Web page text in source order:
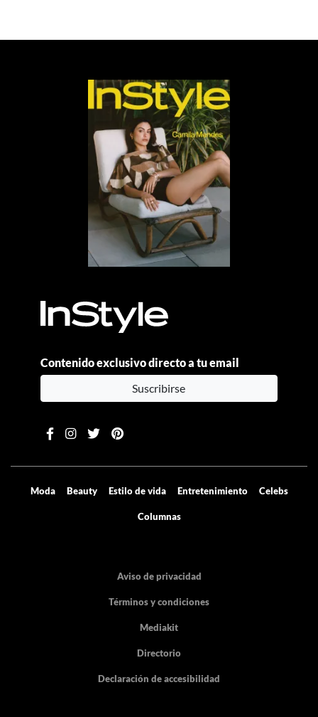
Contenido exclusivo directo a tu email
Suscribirse
Moda Beauty Estilo de vida Entretenimiento Celebs
Columnas
Aviso de privacidad
Términos y condiciones
Mediakit
Directorio
Declaración de accesibilidad